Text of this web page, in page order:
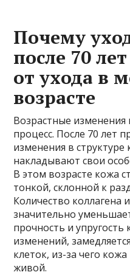
Почему
после 70
от ухода в
возрасте
Возрастные
процесс. После 70 лет
изменения в
накладывают свои
В этом возрасте кожа
тонкой, склонной к
Количество коллагена
значительно
прочность и
изменений,
клеток, из-за чего
живой.